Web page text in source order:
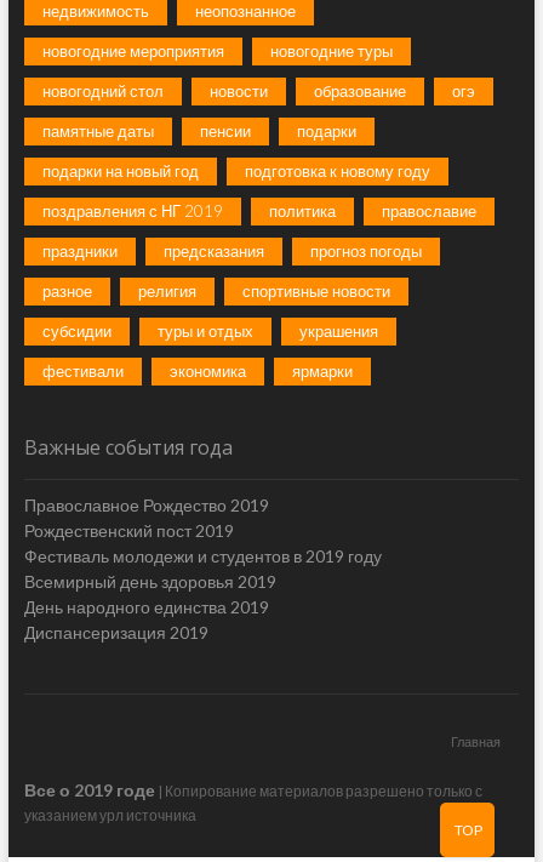
недвижимость неопознанное
новогодние мероприятия новогодние туры
новогодний стол новости образование огэ
памятные даты пенсии подарки
подарки на новый год подготовка к новому году
поздравления с НГ 2019 политика православие
праздники предсказания прогноз погоды
разное религия спортивные новости
субсидии туры и отдых украшения
фестивали экономика ярмарки
Важные события года
Православное Рождество 2019
Рождественский пост 2019
Фестиваль молодежи и студентов в 2019 году
Всемирный день здоровья 2019
День народного единства 2019
Диспансеризация 2019
Главная
Все о 2019 годе | Копирование материалов разрешено только с
указанием урл источника
TOP